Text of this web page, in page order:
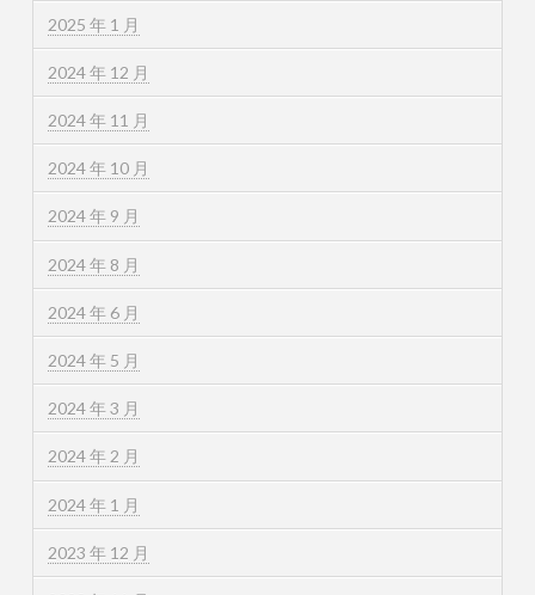
2025 年 1 月
2024 年 12 月
2024 年 11 月
2024 年 10 月
2024 年 9 月
2024 年 8 月
2024 年 6 月
2024 年 5 月
2024 年 3 月
2024 年 2 月
2024 年 1 月
2023 年 12 月